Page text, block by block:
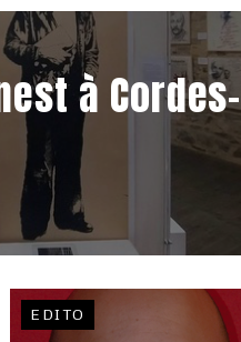
à Cordes-
EDITO